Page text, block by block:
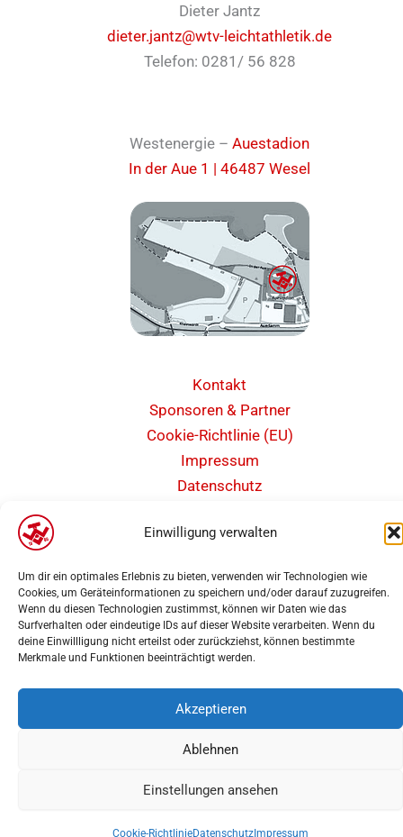
Einwilligung verwalten
Um dir ein optimales Erlebnis zu bieten, verwenden wir Technologien wie
Cookies, um Geräteinformationen zu speichern und/oder darauf zuzugreifen.
Wenn du diesen Technologien zustimmst, können wir Daten wie das
Surfverhalten oder eindeutige IDs auf dieser Website verarbeiten. Wenn du
deine Einwillligung nicht erteilst oder zurückziehst, können bestimmte
Merkmale und Funktionen beeinträchtigt werden.
Akzeptieren
Ablehnen
Einstellungen ansehen
Cookie-RichtlinieDatenschutz Impressum
Dieter Jantz
dieter.jantz@wtv-leichtathletik.de
Telefon: 0281/ 56 828
Westenergie – Auestadion
In der Aue 1 | 46487 Wesel
Kontakt
Sponsoren & Partner
Cookie-Richtlinie (EU)
Impressum
Datenschutz
Copyright 2025 | Weseler Turnverein von 1860 e.V. Abteilung Leichtathletik |
WebdesignPK-Medien